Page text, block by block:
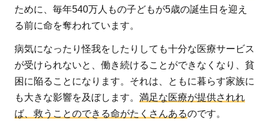
要
な
対
策
3.1
地域
保健
ために、毎年540万人もの子どもが5歳の誕生日を迎え
る前に命を奪われています。
病気になったり怪我をしたりしても十分な医療サービス
が受けられないと、働き続けることができなくなり、貧
困に陥ることになります。それは、ともに暮らす家族に
も大きな影響を及ぼします。 満足な医療が提供されれ
ば、救うことのできる命がたくさんあるのです。